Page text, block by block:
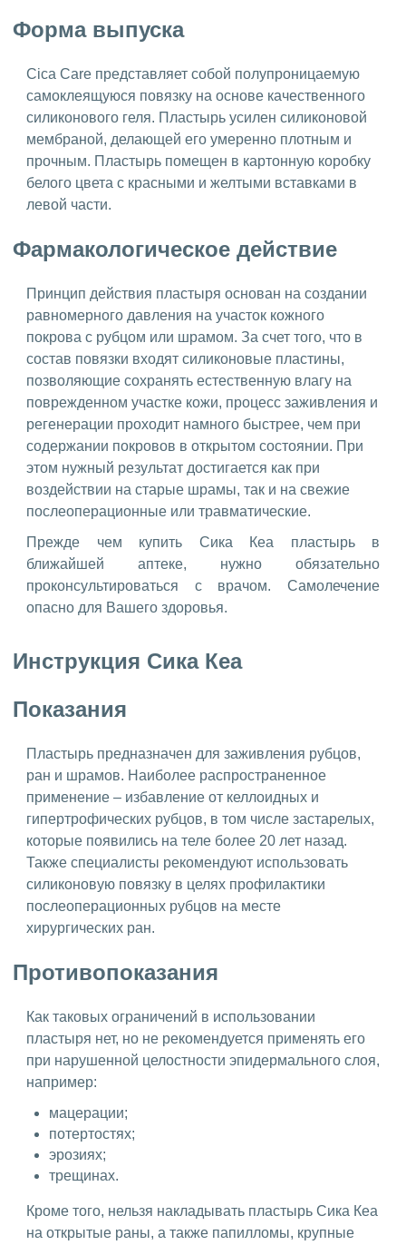
Форма выпуска
Cica Care представляет собой полупроницаемую
самоклеящуюся повязку на основе качественного
силиконового геля. Пластырь усилен силиконовой
мембраной, делающей его умеренно плотным и
прочным. Пластырь помещен в картонную коробку
белого цвета с красными и желтыми вставками в
левой части.
Фармакологическое действие
Принцип действия пластыря основан на создании
равномерного давления на участок кожного
покрова с рубцом или шрамом. За счет того, что в
состав повязки входят силиконовые пластины,
позволяющие сохранять естественную влагу на
поврежденном участке кожи, процесс заживления и
регенерации проходит намного быстрее, чем при
содержании покровов в открытом состоянии. При
этом нужный результат достигается как при
воздействии на старые шрамы, так и на свежие
послеоперационные или травматические.
Прежде чем купить Сика Кеа пластырь в
ближайшей аптеке, нужно обязательно
проконсультироваться с врачом. Самолечение
опасно для Вашего здоровья.
Инструкция Сика Кеа
Показания
Пластырь предназначен для заживления рубцов,
ран и шрамов. Наиболее распространенное
применение – избавление от келлоидных и
гипертрофических рубцов, в том числе застарелых,
которые появились на теле более 20 лет назад.
Также специалисты рекомендуют использовать
силиконовую повязку в целях профилактики
послеоперационных рубцов на месте
хирургических ран.
Противопоказания
Как таковых ограничений в использовании
пластыря нет, но не рекомендуется применять его
при нарушенной целостности эпидермального слоя,
например:
мацерации;
потертостях;
эрозиях;
трещинах.
Кроме того, нельзя накладывать пластырь Сика Кеа
на открытые раны, а также папилломы, крупные